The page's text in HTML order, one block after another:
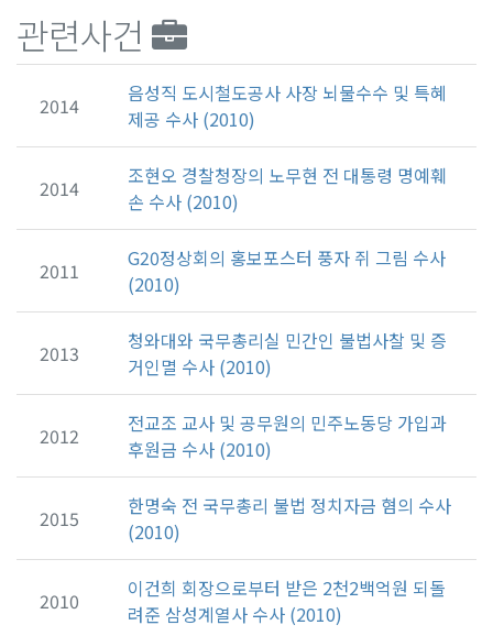
관련사건
2014
음성직 도시철도공사 사장 뇌물수수 및 특혜
제공 수사 (2010)
2014
조현오 경찰청장의 노무현 전 대통령 명예훼
손 수사 (2010)
2011
G20정상회의 홍보포스터 풍자 쥐 그림 수사
(2010)
2013
청와대와 국무총리실 민간인 불법사찰 및 증
거인멸 수사 (2010)
2012
전교조 교사 및 공무원의 민주노동당 가입과
후원금 수사 (2010)
2015
한명숙 전 국무총리 불법 정치자금 혐의 수사
(2010)
2010
이건희 회장으로부터 받은 2천2백억원 되돌
려준 삼성계열사 수사 (2010)